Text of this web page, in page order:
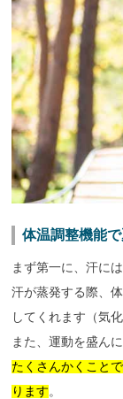
体温調整機能
まず第一に、汗に
汗が蒸発する際、
してくれます（気化
また、運動を盛ん
たくさんかくこと
ります 。